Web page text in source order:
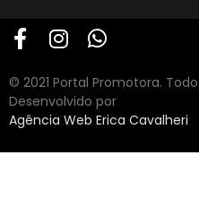
© 2021 Portal Promotora.
Desenvolvido por
Agência Web Erica Cavalheri